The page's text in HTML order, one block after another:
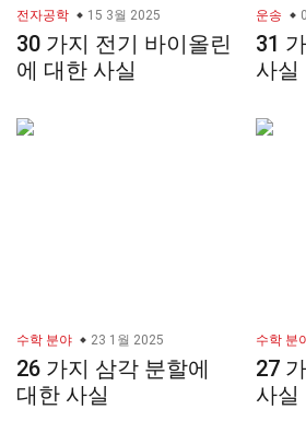
전자공학 15 3월 2025
30 가지 전기 바이올린
에 대한 사실
운송
31
사실
수학 분야 23 1월 2025
26 가지 삼각 분할에
대한 사실
수학 분
27
사실